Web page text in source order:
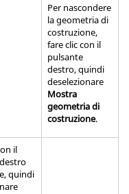
Per nascondere
la geometria di
costruzione,
fare clic con il
pulsante
destro, quindi
deselezionare
Mostra
geometria di
costruzione.
il
quindi